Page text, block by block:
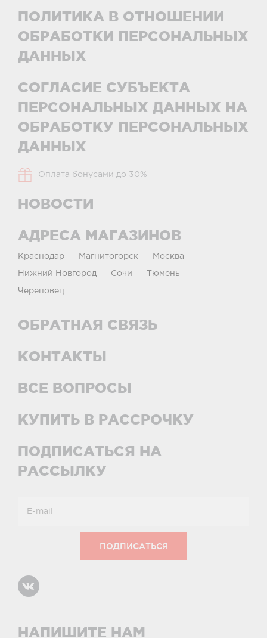
ПОЛИТИКА В ОТНОШЕНИИ
ОБРАБОТКИ ПЕРСОНАЛЬНЫХ
ДАННЫХ
СОГЛАСИЕ СУБЪЕКТА
ПЕРСОНАЛЬНЫХ ДАННЫХ НА
ОБРАБОТКУ ПЕРСОНАЛЬНЫХ
ДАННЫХ
Оплата бонусами до 30%
НОВОСТИ
АДРЕСА МАГАЗИНОВ
Краснодар Магнитогорск Москва
Нижний Новгород Сочи Тюмень
Череповец
ОБРАТНАЯ СВЯЗЬ
КОНТАКТЫ
ВСЕ ВОПРОСЫ
КУПИТЬ В РАССРОЧКУ
ПОДПИСАТЬСЯ НА
РАССЫЛКУ
НАПИШИТЕ НАМ